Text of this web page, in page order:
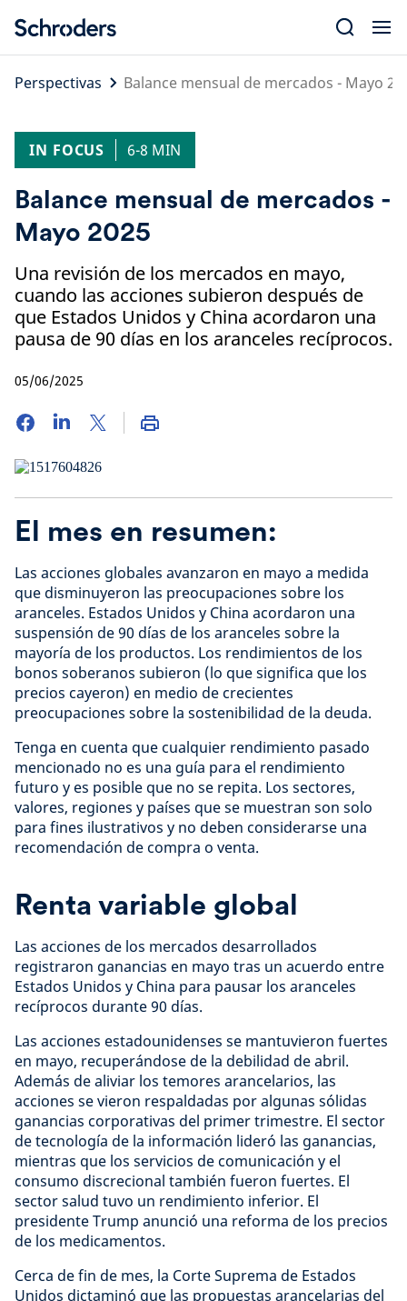
content
Perspectivas
Balance mensual de mercados - Mayo
IN FOCUS 6-8 MIN
Balance mensual de mercados -
Mayo 2025
Una revisión de los mercados en mayo,
cuando las acciones subieron después de
que Estados Unidos y China acordaron una
pausa de 90 días en los aranceles recíprocos.
05/06/2025
El mes en resumen:
Las acciones globales avanzaron en mayo a medida
que disminuyeron las preocupaciones sobre los
aranceles. Estados Unidos y China acordaron una
suspensión de 90 días de los aranceles sobre la
mayoría de los productos. Los rendimientos de los
bonos soberanos subieron (lo que significa que los
precios cayeron) en medio de crecientes
preocupaciones sobre la sostenibilidad de la deuda.
Tenga en cuenta que cualquier rendimiento pasado
mencionado no es una guía para el rendimiento
futuro y es posible que no se repita. Los sectores,
valores, regiones y países que se muestran son solo
para fines ilustrativos y no deben considerarse una
recomendación de compra o venta.
Renta variable global
Las acciones de los mercados desarrollados
registraron ganancias en mayo tras un acuerdo entre
Estados Unidos y China para pausar los aranceles
recíprocos durante 90 días.
Las acciones estadounidenses se mantuvieron fuertes
en mayo, recuperándose de la debilidad de abril.
Además de aliviar los temores arancelarios, las
acciones se vieron respaldadas por algunas sólidas
ganancias corporativas del primer trimestre. El sector
de tecnología de la información lideró las ganancias,
mientras que los servicios de comunicación y el
consumo discrecional también fueron fuertes. El
sector salud tuvo un rendimiento inferior. El
presidente Trump anunció una reforma de los precios
de los medicamentos.
Cerca de fin de mes, la Corte Suprema de Estados
Unidos dictaminó que las propuestas arancelarias del